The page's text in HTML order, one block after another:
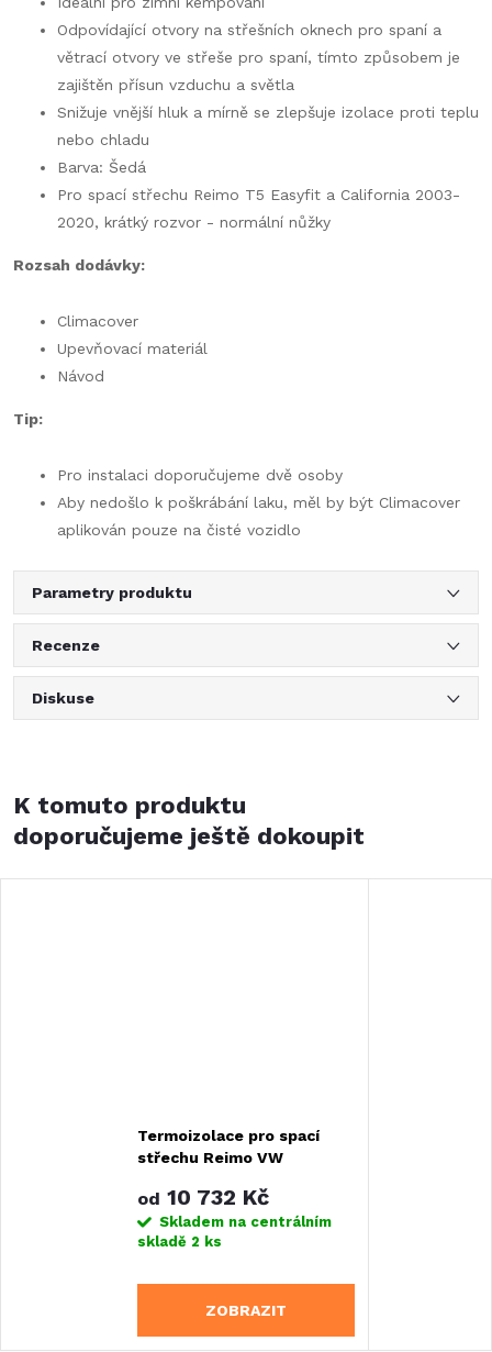
Odpovídající otvory na střešních oknech pro spaní a
větrací otvory ve střeše pro spaní, tímto způsobem je
zajištěn přísun vzduchu a světla
Snižuje vnější hluk a mírně se zlepšuje izolace proti teplu
nebo chladu
Barva: Šedá
Pro spací střechu Reimo T5 Easyfit a California 2003-
2020, krátký rozvor - normální nůžky
Rozsah dodávky:
Climacover
Upevňovací materiál
Návod
Tip:
Pro instalaci doporučujeme dvě osoby
Aby nedošlo k poškrábání laku, měl by být Climacover
aplikován pouze na čisté vozidlo
Parametry produktu
Recenze
Diskuse
K tomuto produktu
doporučujeme ještě dokoupit
Termoizolace pro spací
střechu Reimo VW
varianty
od 10 732 Kč
Skladem na centrálním
skladě 2 ks
ZOBRAZIT